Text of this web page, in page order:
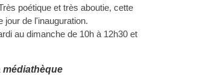
poétique et très aboutie, cette
jour de l'inauguration.
au dimanche de 10h à 12h30 et
médiathèque